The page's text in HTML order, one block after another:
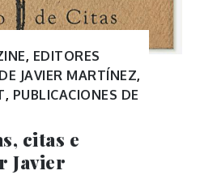
, EDITORES
JAVIER MARTÍNEZ,
, PUBLICACIONES DE
citas e
Javier